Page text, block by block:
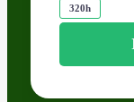
320h